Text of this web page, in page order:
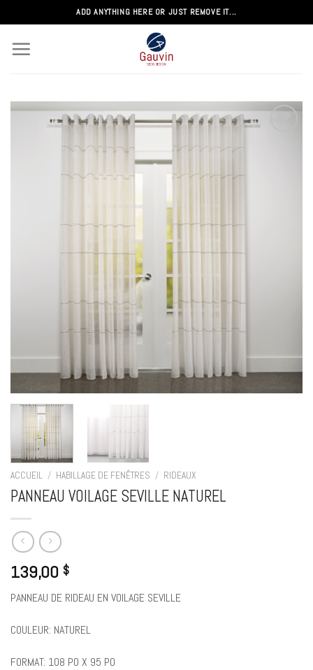
au
contenu
ADD ANYTHING HERE OR JUST REMOVE IT...
ACCUEIL / HABILLAGE DE FENÊTRES / RIDEAUX
PANNEAU VOILAGE SEVILLE NATUREL
139,00 $
PANNEAU DE RIDEAU EN VOILAGE SEVILLE
COULEUR: NATUREL
FORMAT: 108 PO X 95 PO